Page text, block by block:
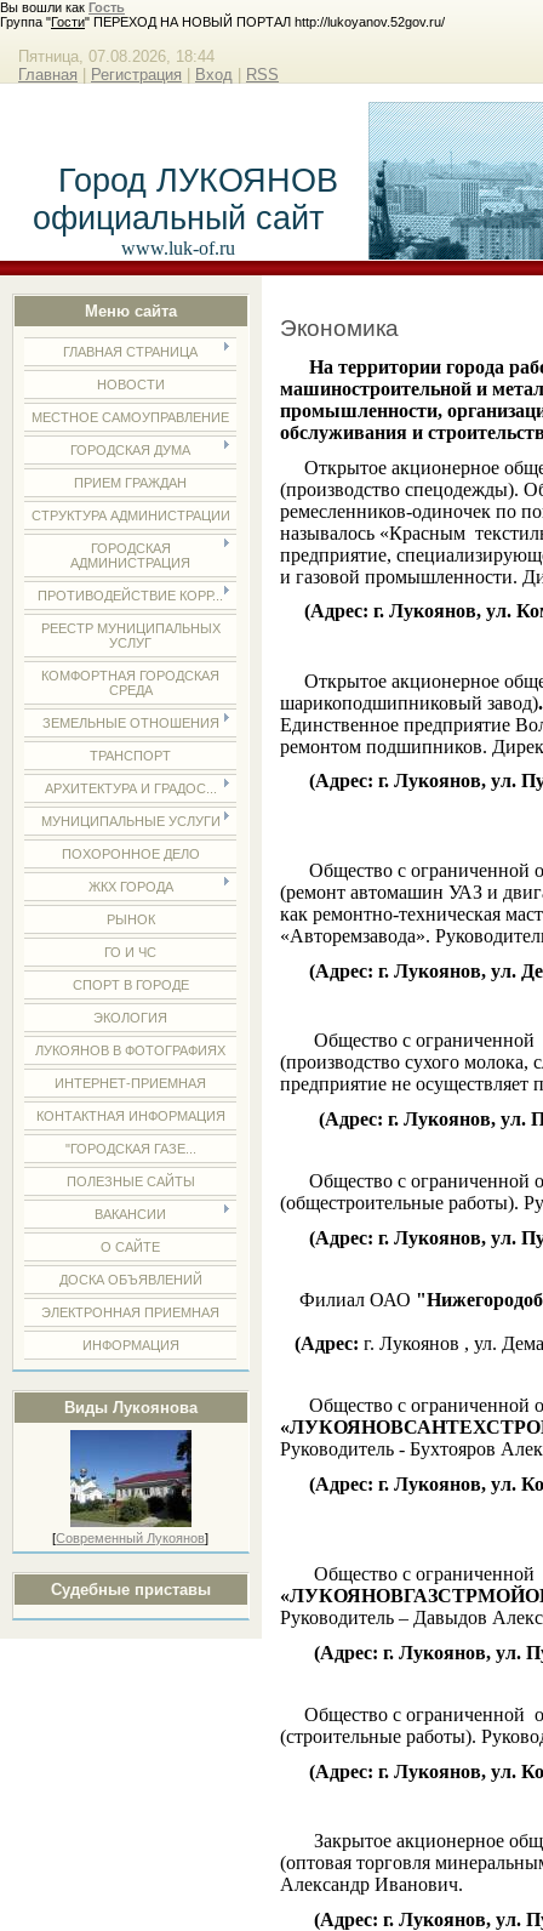
Вы вошли как Гость
Группа "Гости" ПЕРЕХОД НА НОВЫЙ ПОРТАЛ http://lukoyanov.52gov.ru/
Пятница, 07.08.2026, 18:44
Главная
Регистрация Вход RSS
Город ЛУКОЯНОВ
официальный сайт
www.luk-of.ru
Меню сайта
ГЛАВНАЯ СТРАНИЦА
НОВОСТИ
МЕСТНОЕ САМОУПРАВЛЕНИЕ
ГОРОДСКАЯ ДУМА
ПРИЕМ ГРАЖДАН
СТРУКТУРА АДМИНИСТРАЦИИ
ГОРОДСКАЯ
АДМИНИСТРАЦИЯ
ПРОТИВОДЕЙСТВИЕ КОРР...
РЕЕСТР МУНИЦИПАЛЬНЫХ
УСЛУГ
КОМФОРТНАЯ ГОРОДСКАЯ
СРЕДА
ЗЕМЕЛЬНЫЕ ОТНОШЕНИЯ
ТРАНСПОРТ
АРХИТЕКТУРА И ГРАДОС...
МУНИЦИПАЛЬНЫЕ УСЛУГИ
ПОХОРОННОЕ ДЕЛО
ЖКХ ГОРОДА
РЫНОК
ГО И ЧС
СПОРТ В ГОРОДЕ
ЭКОЛОГИЯ
ЛУКОЯНОВ В ФОТОГРАФИЯХ
ИНТЕРНЕТ-ПРИЕМНАЯ
КОНТАКТНАЯ ИНФОРМАЦИЯ
"ГОРОДСКАЯ ГАЗЕ...
ПОЛЕЗНЫЕ САЙТЫ
ВАКАНСИИ
О САЙТЕ
ДОСКА ОБЪЯВЛЕНИЙ
ЭЛЕКТРОННАЯ ПРИЕМНАЯ
ИНФОРМАЦИЯ
Виды Лукоянова
[Современный Лукоянов]
Судебные приставы
Экономика
На территории города
машиностроительной и
промышленности,
обслуживания и
Открытое акционерное
(производство спецодежды).
ремесленников-одиночек по
называлось «Красным
предприятие,
и газовой промышленности.
(Адрес: г. Лукоянов, ул.
Открытое акционерное
шарикоподшипниковый завод)
Единственное предприятие
ремонтом подшипников.
(Адрес: г. Лукоянов, ул.
Общество с ограниченной
(ремонт автомашин УАЗ и
как ремонтно-техническая
«Авторемзавода».
(Адрес: г. Лукоянов, ул.
Общество с ограниченной
(производство сухого молока,
предприятие не осуществляет
(Адрес: г. Лукоянов, ул.
Общество с ограниченной
(общестроительные работы).
(Адрес: г. Лукоянов, ул.
Филиал ОАО
(Адрес: г. Лукоянов , ул.
Общество с ограниченной
Руководитель - Бухтояров
(Адрес: г. Лукоянов, ул.
Общество с ограниченной
Руководитель – Давыдов
(Адрес: г. Лукоянов, ул.
Общество с ограниченной
(строительные работы).
(Адрес: г. Лукоянов, ул.
Закрытое акционерное
(оптовая торговля
Александр Иванович.
(Адрес: г. Лукоянов, ул.